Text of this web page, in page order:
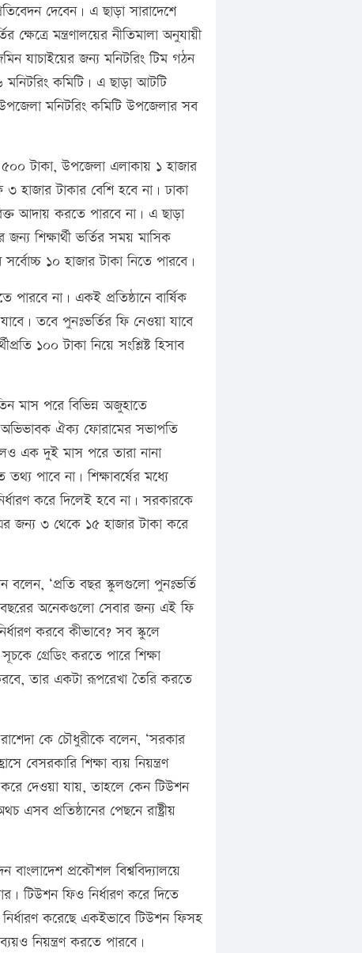
দেবেন। এ ছাড়া সারাদেশে
মন্ত্রণালয়ের নীতিমালা অনুযায়ী
যাচাইয়ের জন্য মনিটরিং টিম গঠন
কমিটি। এ ছাড়া আটটি
মনিটরিং কমিটি উপজেলার সব
৫০০ টাকা, উপজেলা এলাকায় ১ হাজার
হাজার টাকার বেশি হবে না। ঢাকা
আদায় করতে পারবে না। এ ছাড়া
শিক্ষার্থী ভর্তির সময় মাসিক
১০ হাজার টাকা নিতে পারবে।
না। একই প্রতিষ্ঠানে বার্ষিক
যাবে। তবে পুনঃভর্তির ফি নেওয়া যাবে
১০০ টাকা নিয়ে সংশ্লিষ্ট হিসাব
মাস পরে বিভিন্ন অজুহাতে
অভিভাবক ঐক্য ফোরামের সভাপতি
এক দুই মাস পরে তারা নানা
পাবে না। শিক্ষাবর্ষের মধ্যে
করে দিলেই হবে না। সরকারকে
জন্য ৩ থেকে ১৫ হাজার টাকা করে
বলেন, ‘প্রতি বছর স্কুলগুলো পুনঃভর্তি
বছরের অনেকগুলো সেবার জন্য এই ফি
করবে কীভাবে? সব স্কুলে
গ্রেডিং করতে পারে শিক্ষা
তার একটা রূপরেখা তৈরি করতে
কে চৌধুরীকে বলেন, ‘সরকার
বেসরকারি শিক্ষা ব্যয় নিয়ন্ত্রণ
করে দেওয়া যায়, তাহলে কেন টিউশন
এসব প্রতিষ্ঠানের পেছনে রাষ্ট্রীয়
বাংলাদেশ প্রকৌশল বিশ্ববিদ্যালয়ে
টিউশন ফিও নির্ধারণ করে দিতে
করেছে একইভাবে টিউশন ফিসহ
নিয়ন্ত্রণ করতে পারবে।